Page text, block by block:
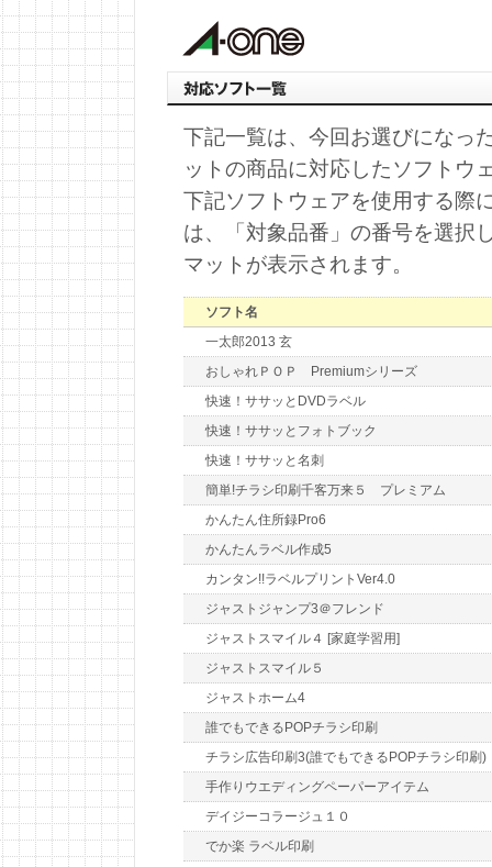
下記一覧は、今回お選びになっ
ットの商品に対応したソフトウ
下記ソフトウェアを使用する際
は、「対象品番」の番号を選択
マットが表示されます。
ソフト名
一太郎2013 玄
おしゃれＰＯＰ Premiumシリーズ
快速！ササッとDVDラベル
快速！ササッとフォトブック
快速！ササッと名刺
簡単!チラシ印刷千客万来５ プレミアム
かんたん住所録Pro6
かんたんラベル作成5
カンタン!!ラベルプリントVer4.0
ジャストジャンプ3＠フレンド
ジャストスマイル４ [家庭学習用]
ジャストスマイル５
ジャストホーム4
誰でもできるPOPチラシ印刷
チラシ広告印刷3(誰でもできるPOPチラシ印刷)
手作りウエディングペーパーアイテム
デイジーコラージュ１０
でか楽 ラベル印刷